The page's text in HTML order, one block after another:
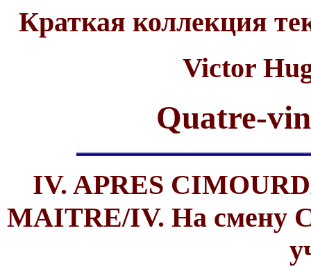
Краткая коллекция
Victor
Quatre-
IV. APRES
MAITRE/IV. На смену